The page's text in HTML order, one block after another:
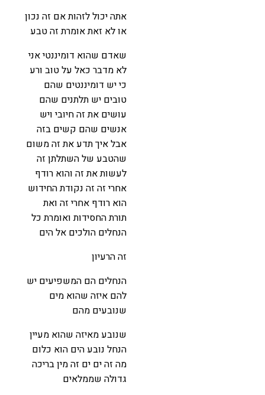
אתה יכול לזהות אם זה נכון
או לא זאת אומרת זה טבע
שאדם שהוא דומיננטי אני
לא מדבר כאל על טוב ורע
כי יש דומיננטים שהם
טובים יש תלתנים שהם
עושים את זה חיובי ויש
אנשים שהם קשים בזה
אבל איך תדע את זה משום
שהטבע של השתלתן זה
לעשות את זה והוא רודף
אחרי זה זה נקודת החידוש
הוא רודף אחרי זה ואת
תורת החסידות ואומרת כל
הנחלים הולכים אל הים
זה הרעיון
הנחלים הם המשפיעים יש
להם איזה שהוא מים
שנובעים מהם
שנובע מאיזה שהוא מעיין
הנחל נובע הים הוא כלום
מה זה ים ים זה מין בריכה
גדולה שממלאים